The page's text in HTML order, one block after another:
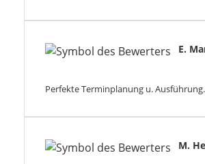
E.
Perfekte Terminplanung u. Ausführung.
M.